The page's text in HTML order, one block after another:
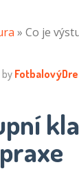
» Co je
by